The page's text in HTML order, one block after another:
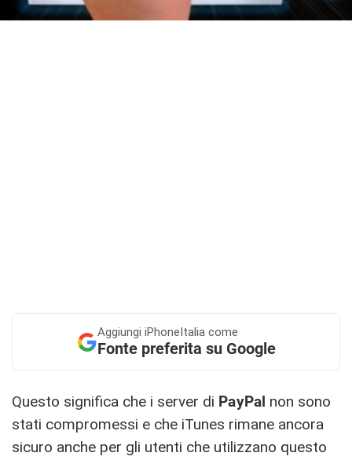
Aggiungi iPhoneItalia come
Fonte preferita su Google
Questo significa che i server di PayPal non sono
stati compromessi e che iTunes rimane ancora
sicuro anche per gli utenti che utilizzano questo